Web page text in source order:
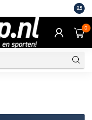
Eigen
8.5
0